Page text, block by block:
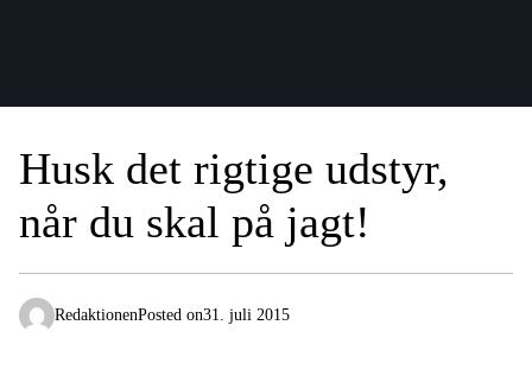
Husk det rigtige udstyr,
når du skal på jagt!
RedaktionenPosted on31. juli 2015